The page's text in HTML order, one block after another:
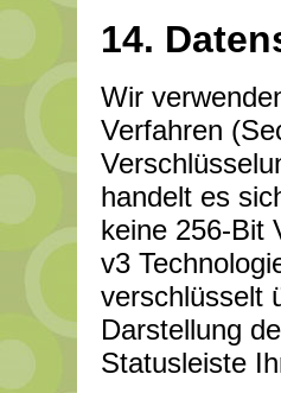
14.
Wir
Verfahren
handelt es
keine 256-Bit
v3
verschlüsselt
Darstellung
Statusleiste